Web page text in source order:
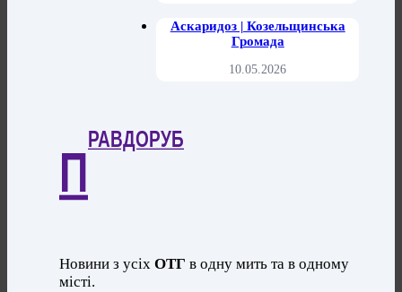
Аскаридоз | Козельщинська
Громада
10.05.2026
П
РАВДОРУБ
Новини з усіхОТГ в одну мить та в одному
місті.